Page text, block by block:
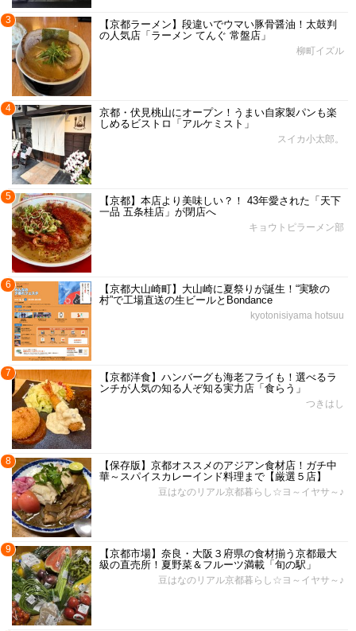
3
【京都ラーメン】段違いでウマい豚骨醤油！太鼓判
の人気店「ラーメン てんぐ 常盤店」
柳町イズル
4
京都・伏見桃山にオープン！うまい自家製パンも楽
しめるビストロ「アルケミスト」
スイカ小太郎。
5
【京都】本店より美味しい？！ 43年愛された「天下
一品 五条桂店」が閉店へ
キョウトピラーメン部
6
【京都大山崎町】大山崎に夏祭りが誕生！“実験の
村”で工場直送の生ビールとBondance
kyotonisiyama hotsuu
7
【京都洋食】ハンバーグも海老フライも！選べるラ
ンチが人気の知る人ぞ知る実力店「食らう」
つきはし
8
【保存版】京都オススメのアジアン食材店！ガチ中
華～スパイスカレーインド料理まで【厳選５店】
豆はなのリアル京都暮らし☆ヨ～イヤサ～♪
9
【京都市場】奈良・大阪３府県の食材揃う京都最大
級の直売所！夏野菜＆フルーツ満載「旬の駅」
豆はなのリアル京都暮らし☆ヨ～イヤサ～♪